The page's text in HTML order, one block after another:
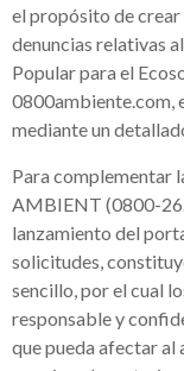
el propósito de crear
denuncias relativas
Popular para el
0800ambiente.com,
mediante un
Para complementar
AMBIENT (0800-
lanzamiento del
solicitudes,
sencillo, por el cual
responsable y
que pueda afectar